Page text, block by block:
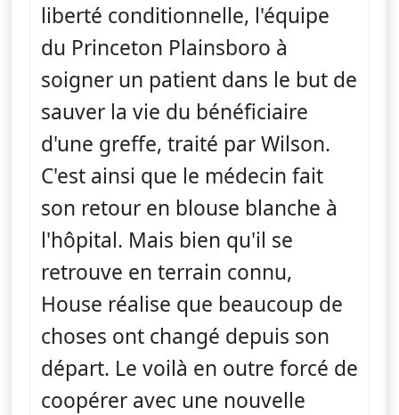
liberté conditionnelle, l'équipe
du Princeton Plainsboro à
soigner un patient dans le but de
sauver la vie du bénéficiaire
d'une greffe, traité par Wilson.
C'est ainsi que le médecin fait
son retour en blouse blanche à
l'hôpital. Mais bien qu'il se
retrouve en terrain connu,
House réalise que beaucoup de
choses ont changé depuis son
départ. Le voilà en outre forcé de
coopérer avec une nouvelle